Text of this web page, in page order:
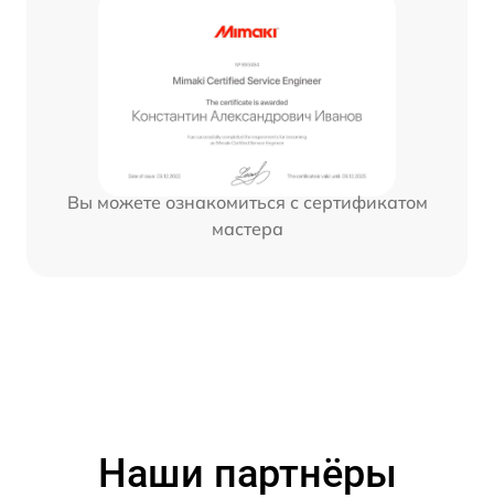
Вы можете ознакомиться с сертификатом
мастера
Наши партнёры